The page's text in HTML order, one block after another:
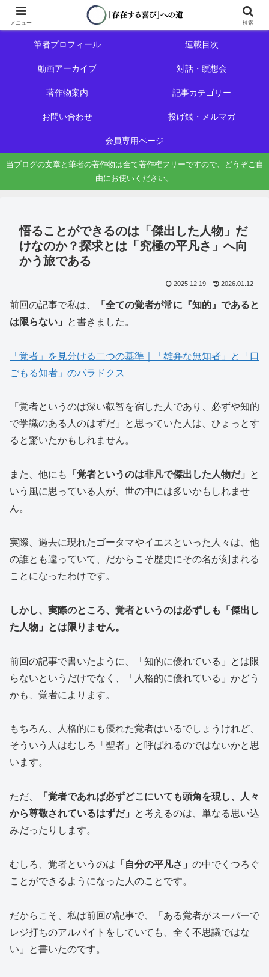
初めての方へ
筆者プロフィール 連載目次
動画アーカイブ 対話・瞑想会
著作物案内 記事カテゴリー
お問い合わせ 投げ銭・メルマガ
会員専用ページ
当ブログの文章と筆者の著作物は全て著作権フリーですので、どうぞご自
由にお使いください。
悟ることができるのは「傑出した人物」だ
けなのか？探求とは「究極の平凡さ」へ向
かう旅である
2025.12.19 2026.01.12
前回の記事で私は、
「全ての覚者が常に『知的』であると
は限らない」
と書きました。
「覚者」を見分ける二つの基準｜「雄弁な無知者」と「口
ごもる知者」のパラドクス
「覚者というのは深い叡智を宿した人であり、必ずや知的
で学識のある人のはずだ」と思っていた人は、ひょっとす
ると驚いたかもしれません。
また、他にも 「覚者というのは非凡で傑出した人物だ」
と
いう風に思っている人が、世の中には多いかもしれませ
ん。
実際、過去に現れたゴータマやイエスといった人々は、他
の誰とも違っていて、だからこそ歴史にその名が刻まれる
ことになったわけです。
しかし、実際のところ、覚者というのは必ずしも「傑出し
た人物」とは限りません。
前回の記事で書いたように、「知的に優れている」とは限
らないというだけでなく、「人格的に優れている」かどう
かも、覚者によります。
もちろん、人格的にも優れた覚者はいるでしょうけれど、
そういう人はむしろ「聖者」と呼ばれるのではないかと思
います。
ただ、
「覚者であれば必ずどこにいても頭角を現し、人々
から尊敬されているはずだ」
と考えるのは、単なる思い込
みだったりします。
むしろ、覚者というのは 「自分の平凡さ」 の中でくつろぐ
ことができるようになった人のことです。
だからこそ、私は前回の記事で、「ある覚者がスーパーで
レジ打ちのアルバイトをしていても、全く不思議ではな
い」と書いたのです。
メニュー 検索